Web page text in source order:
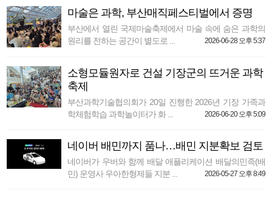
마술은 과학, 부산매직페스티벌에서 증명
부산에서 열린 국제마술축제에서 마술 속에 숨은 과학의
원리를 전하는 공간이 별도로 ...
2026-06-28 오후 5:37
소형모듈원자로 건설 기장군의 뜨거운 과학
축제
부산과학기술협의회가 20일 진행한 2026년 기장 가족과
학체험학습 과학놀이터가 화 ...
2026-06-20 오후 5:09
네이버 배민까지 품나…배민 지분확보 검토
네이버가 우버와 함께 배달 애플리케이션 배달의민족(배
민) 운영사 우아한형제들 지분 ...
2026-05-27 오후 8:49